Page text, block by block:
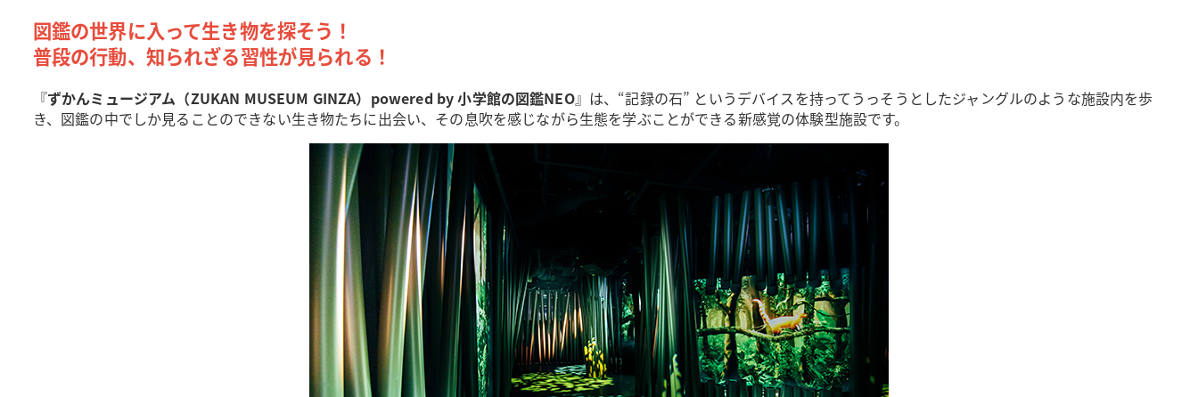
図鑑の世界に入って生き物を探そう！
普段の行動、知られざる習性が見られる！
『ずかんミュージアム（ZUKAN MUSEUM GINZA）powered by 小学館の図鑑NEO』は、“記録の石” というデバイスを持ってうっそうとしたジャングルのような施設内を歩
き、図鑑の中でしか見ることのできない生き物たちに出会い、その息吹を感じながら生態を学ぶことができる新感覚の体験型施設です。